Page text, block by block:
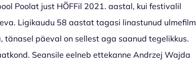
Poolat just HÕFFil 2021. aastal, kui festivalil
Ligikaudu 58 aastat tagasi linastunud ulmefilm
päeval on sellest aga saanud tegelikkus.
Seansile eelneb ettekanne Andrzej Wajda